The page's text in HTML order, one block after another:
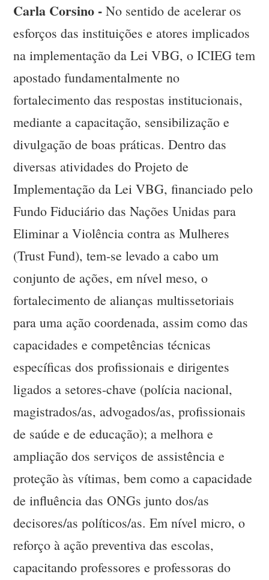
Carla Corsino - No sentido de acelerar os
esforços das instituições e atores implicados
na implementação da Lei VBG, o ICIEG tem
apostado fundamentalmente no
fortalecimento das respostas institucionais,
mediante a capacitação, sensibilização e
divulgação de boas práticas. Dentro das
diversas atividades do Projeto de
Implementação da Lei VBG, financiado pelo
Fundo Fiduciário das Nações Unidas para
Eliminar a Violência contra as Mulheres
(Trust Fund), tem-se levado a cabo um
conjunto de ações, em nível meso, o
fortalecimento de alianças multissetoriais
para uma ação coordenada, assim como das
capacidades e competências técnicas
específicas dos profissionais e dirigentes
ligados a setores-chave (polícia nacional,
magistrados/as, advogados/as, profissionais
de saúde e de educação); a melhora e
ampliação dos serviços de assistência e
proteção às vítimas, bem como a capacidade
de influência das ONGs junto dos/as
decisores/as políticos/as. Em nível micro, o
reforço à ação preventiva das escolas,
capacitando professores e professoras do